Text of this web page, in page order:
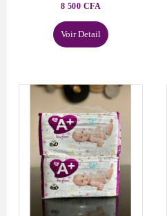
8 500 CFA
Voir Detail